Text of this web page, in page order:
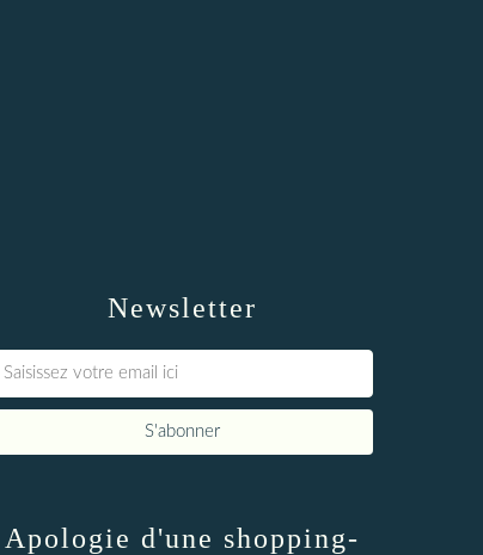
Newsletter
Apologie d'une shopping-